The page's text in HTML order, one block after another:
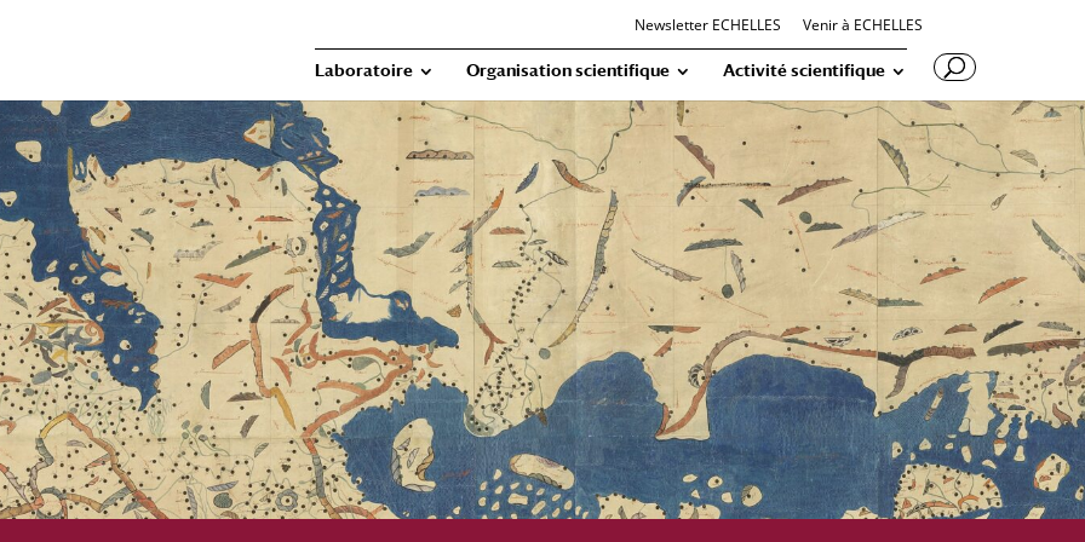
Newsletter ECHELLES Venir à ECHELLES
Laboratoire Organisation scientifique Activité scientifique